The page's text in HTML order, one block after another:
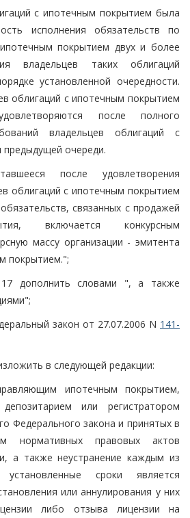
с ипотечным покрытием была
исполнения обязательств по
покрытием двух и более
владельцев таких облигаций
установленной очередности.
облигаций с ипотечным покрытием
после полного
владельцев облигаций с
очереди.
после удовлетворения
облигаций с ипотечным покрытием
связанных с продажей
включается конкурсным
массу организации - эмитента
покрытием.";
дополнить словами ", а также
закон от 27.07.2006 N 141-
в следующей редакции:
ипотечным покрытием,
депозитарием или регистратором
Федерального закона и принятых в
нормативных правовых актов
а также неустранение каждым из
сроки является
или аннулирования у них
либо отзыва лицензии на